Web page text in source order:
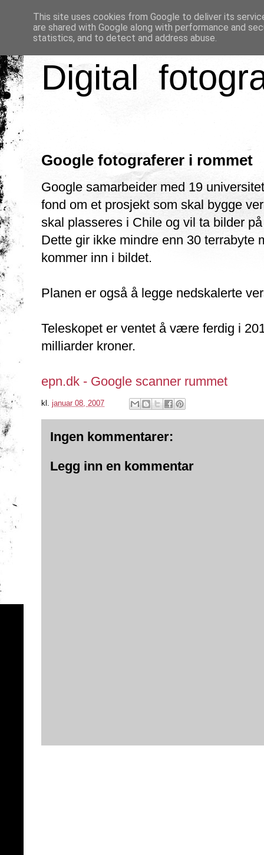
Digital
Google fotograferer i rommet
Google samarbeider med 19
fond om et prosjekt som skal bygge
skal plasseres i Chile og vil ta bilder
Dette gir ikke mindre enn 30 terrabyte
kommer inn i bildet.
Planen er også å legge nedskalerte
Teleskopet er ventet å være ferdig i
milliarder kroner.
epn.dk - Google scanner rummet
kl. januar 08, 2007
Ingen kommentarer:
Legg inn en kommentar
This site uses cookies from Google to deliver its
are shared with Google along with performance and
statistics, and to detect and address abuse.